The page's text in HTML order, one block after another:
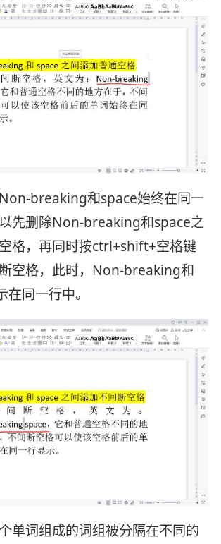
breaking和space始终在同一
先删除Non-breaking和space之
格，再同时按ctrl+shift+空格键
空格，此时，Non-breaking和
同一行中。
单词组成的词组被分隔在不同的